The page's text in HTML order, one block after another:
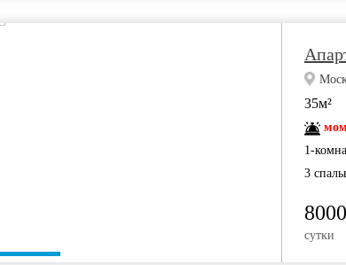
35м²
1-
3
8000
сутки